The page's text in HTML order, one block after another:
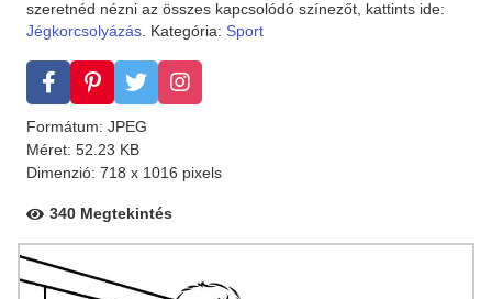
szeretnéd nézni az összes kapcsolódó színezőt, kattints ide:
Jégkorcsolyázás. Kategória: Sport
Formátum: JPEG
Méret: 52.23 KB
Dimenzió: 718 x 1016 pixels
340 Megtekintés